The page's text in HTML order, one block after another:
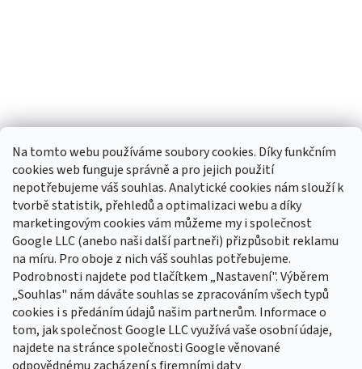
Na tomto webu používáme soubory cookies. Díky funkčním
cookies web funguje správně a pro jejich použití
nepotřebujeme váš souhlas. Analytické cookies nám slouží k
tvorbě statistik, přehledů a optimalizaci webu a díky
marketingovým cookies vám můžeme my i společnost
Google LLC (anebo naši další partneři) přizpůsobit reklamu
na míru. Pro oboje z nich váš souhlas potřebujeme.
Podrobnosti najdete pod tlačítkem „Nastavení". Výběrem
„Souhlas" nám dáváte souhlas se zpracováním všech typů
cookies i s předáním údajů našim partnerům. Informace o
tom, jak společnost Google LLC využívá vaše osobní údaje,
najdete na stránce společnosti Google věnované
Sledovat na Instagramu
Odebírat newsletter
Vložte svůj e-mail a my vám budeme zasílat informace o nových
produktech na našem e-shopu.
E-mail